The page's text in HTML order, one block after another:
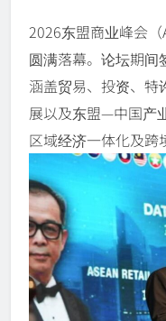
2026东盟商业峰会（
圆满落幕。论坛期间
涵盖贸易、投资、
展以及东盟—中国产
区域经济一体化及跨